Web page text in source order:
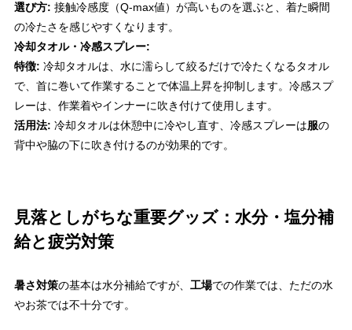
選び方: 接触冷感度（Q-max値）が高いものを選ぶと、着た瞬間
の冷たさを感じやすくなります。
冷却タオル・冷感スプレー:
特徴: 冷却タオルは、水に濡らして絞るだけで冷たくなるタオル
で、首に巻いて作業することで体温上昇を抑制します。冷感スプ
レーは、作業着やインナーに吹き付けて使用します。
活用法: 冷却タオルは休憩中に冷やし直す、冷感スプレーは服の
背中や脇の下に吹き付けるのが効果的です。
見落としがちな重要グッズ：水分・塩分補
給と疲労対策
暑さ対策の基本は水分補給ですが、 工場での作業では、ただの水
やお茶では不十分です。